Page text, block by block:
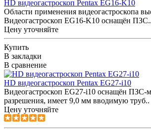
HD видеогастроскоп Pentax EG16-K10
Области применения видеогастроскопа
Видеогастроскоп EG16-K10 оснащён ПЗС..
Цену уточняйте
Купить
В закладки
В сравнение
HD видеогастроскоп Pentax EG27-i10
Видеогастроскоп EG27-i10 оснащён ПЗС-
разрешения, имеет 9,0 мм вводимую труб..
Цену уточняйте